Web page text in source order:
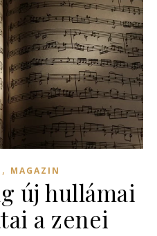
, MAGAZIN
új hullámai
a zenei